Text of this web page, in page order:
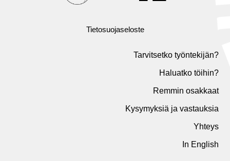
Tietosuojaseloste
Tarvitsetko työntekijän?
Haluatko töihin?
Remmin osakkaat
Kysymyksiä ja vastauksia
Yhteys
In English